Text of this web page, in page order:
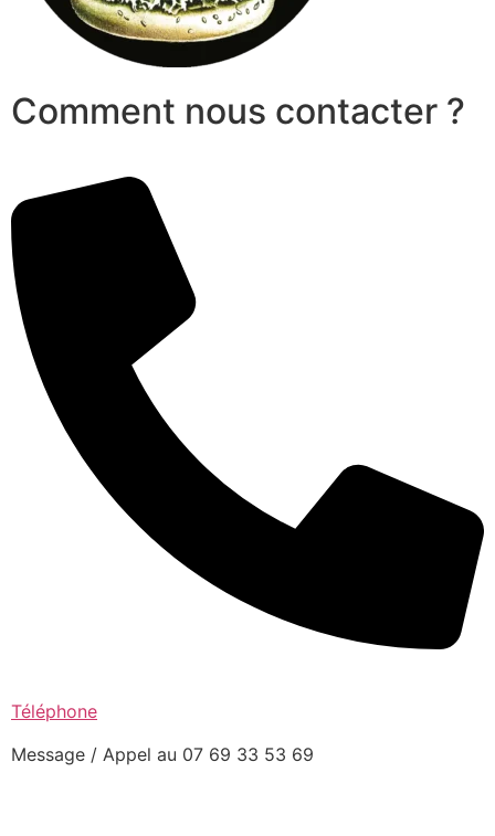
Comment nous contacter ?
Téléphone
Message / Appel au 07 69 33 53 69